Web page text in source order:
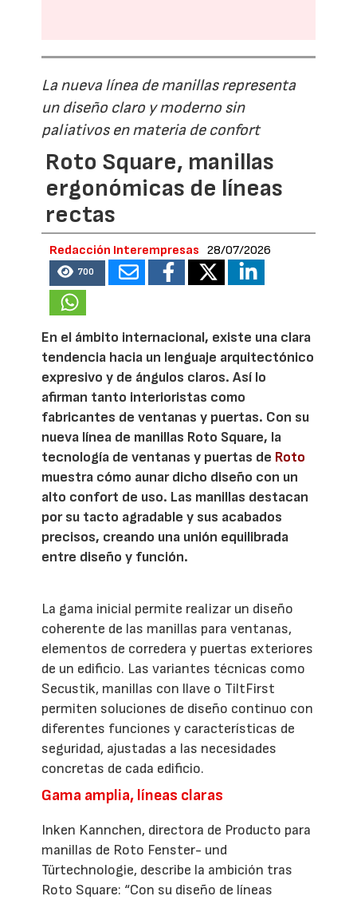
La nueva línea de manillas representa
un diseño claro y moderno sin
paliativos en materia de confort
Roto Square, manillas
ergonómicas de líneas
rectas
Redacción Interempresas 28/07/2026
700
En el ámbito internacional, existe una clara
tendencia hacia un lenguaje arquitectónico
expresivo y de ángulos claros. Así lo
afirman tanto interioristas como
fabricantes de ventanas y puertas. Con su
nueva línea de manillas Roto Square, la
tecnología de ventanas y puertas de Roto
muestra cómo aunar dicho diseño con un
alto confort de uso. Las manillas destacan
por su tacto agradable y sus acabados
precisos, creando una unión equilibrada
entre diseño y función.
La gama inicial permite realizar un diseño
coherente de las manillas para ventanas,
elementos de corredera y puertas exteriores
de un edificio. Las variantes técnicas como
Secustik, manillas con llave o TiltFirst
permiten soluciones de diseño continuo con
diferentes funciones y características de
seguridad, ajustadas a las necesidades
concretas de cada edificio.
Gama amplia, líneas claras
Inken Kannchen, directora de Producto para
manillas de Roto Fenster- und
Türtechnologie, describe la ambición tras
Roto Square: “Con su diseño de líneas